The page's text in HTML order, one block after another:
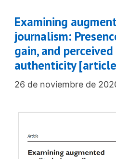
Examining
journalism:
gain, and
authenticity
26 de noviembre de